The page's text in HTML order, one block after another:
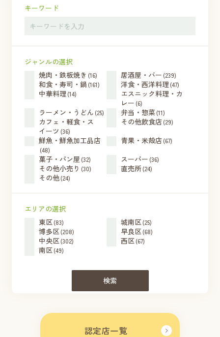
認定店一覧
キーワード
ジャンルの選択
焼肉・鉄板焼き (16) 居酒屋・バー (239)
和食・寿司・鍋 (161) 洋食・西洋料理 (47)
中華料理 (14)
エスニック料理・カ
レー (6)
ラーメン・うどん (25) 弁当・惣菜(11)
カフェ・軽食・ス
イーツ (36)
その他飲食店(29)
鮮魚・鮮魚加工品店
(48)
青果・米殻店(67)
菓子・パン屋 (32) スーパー (36)
その他小売り (30) 直売所(24)
その他(24)
エリアの選択
東区(83) 城南区(25)
博多区(208) 早良区(68)
中央区(302) 西区(67)
南区(49)
検索